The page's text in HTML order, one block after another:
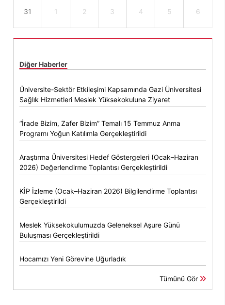
31 1 2 3 4 5 6
Diğer Haberler
Üniversite-Sektör Etkileşimi Kapsamında Gazi Üniversitesi
Sağlık Hizmetleri Meslek Yüksekokuluna Ziyaret
“İrade Bizim, Zafer Bizim” Temalı 15 Temmuz Anma
Programı Yoğun Katılımla Gerçekleştirildi
Araştırma Üniversitesi Hedef Göstergeleri (Ocak–Haziran
2026) Değerlendirme Toplantısı Gerçekleştirildi
KİP İzleme (Ocak–Haziran 2026) Bilgilendirme Toplantısı
Gerçekleştirildi
Meslek Yüksekokulumuzda Geleneksel Aşure Günü
Buluşması Gerçekleştirildi
Hocamızı Yeni Görevine Uğurladık
Tümünü Gör